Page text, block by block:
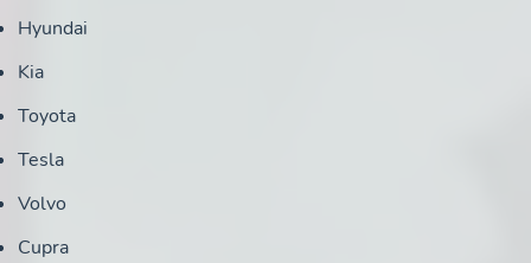
Hyundai
Kia
Toyota
Tesla
Volvo
Cupra